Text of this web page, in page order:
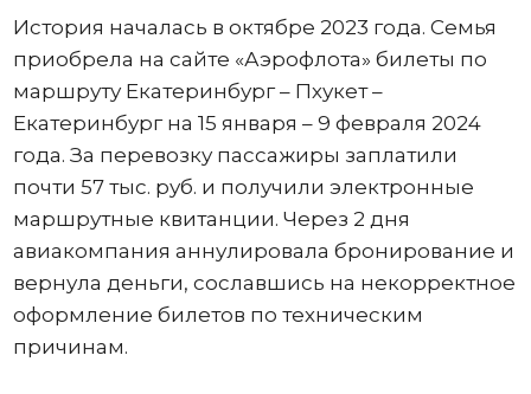
История началась в октябре 2023 года. Семья
приобрела на сайте «Аэрофлота» билеты по
маршруту Екатеринбург – Пхукет –
Екатеринбург на 15 января – 9 февраля 2024
года. За перевозку пассажиры заплатили
почти 57 тыс. руб. и получили электронные
маршрутные квитанции. Через 2 дня
авиакомпания аннулировала бронирование и
вернула деньги, сославшись на некорректное
оформление билетов по техническим
причинам.